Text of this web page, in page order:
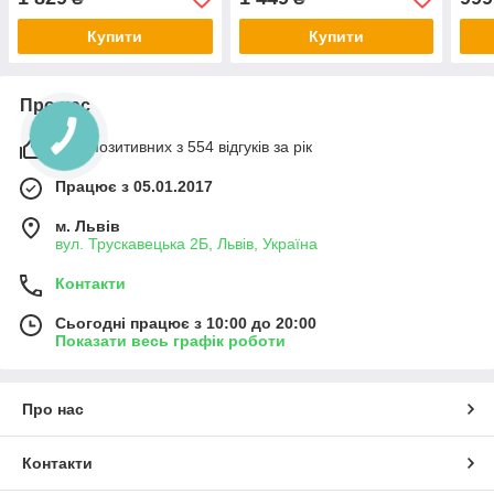
Купити Купити
Про нас
99% позитивних з 554 відгуків за рік
Працює з 05.01.2017
м. Львів
вул. Трускавецька 2Б, Львів, Україна
Контакти
Сьогодні працює з 10:00 до 20:00
Показати весь графік роботи
Про нас
Контакти